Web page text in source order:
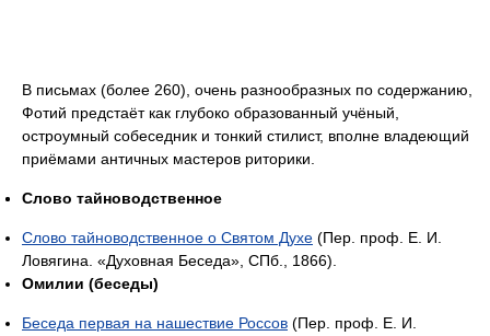
В письмах (более 260), очень разнообразных по содержанию,
Фотий предстаёт как глубоко образованный учёный,
остроумный собеседник и тонкий стилист, вполне владеющий
приёмами античных мастеров риторики.
Слово тайноводственное
Слово тайноводственное о Святом Духе (Пер. проф. Е. И.
Ловягина. «Духовная Беседа», СПб., 1866).
Омилии (беседы)
Беседа первая на нашествие Россов (Пер. проф. Е. И.